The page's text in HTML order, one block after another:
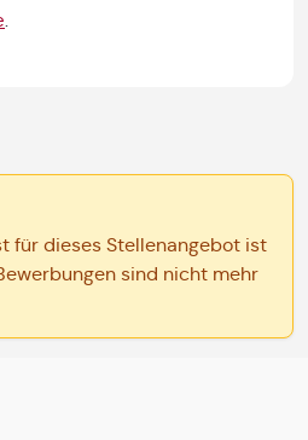
.
für dieses Stellenangebot ist
sind nicht mehr